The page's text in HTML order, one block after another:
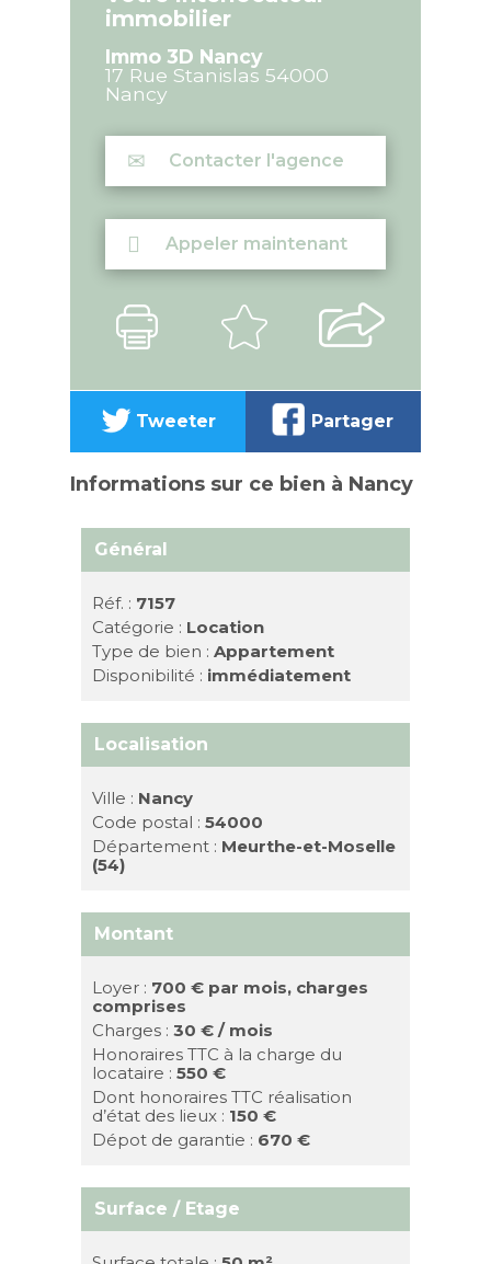
immobilier
Immo 3D Nancy
17 Rue Stanislas 54000
Nancy
Contacter l'agence
Appeler maintenant
Tweeter Partager
Informations sur ce bien à Nancy
Général
Réf. : 7157
Catégorie : Location
Type de bien :Appartement
Disponibilité : immédiatement
Localisation
Ville : Nancy
Code postal :54000
Département : Meurthe-et-Moselle
(54)
Montant
Loyer : 700 € par mois, charges
comprises
Charges :30 € / mois
Honoraires TTC à la charge du
locataire :550 €
Dont honoraires TTC réalisation
d’état des lieux : 150 €
Dépot de garantie : 670 €
Surface / Etage